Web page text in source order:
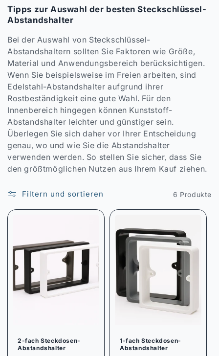
Tipps zur Auswahl der besten Steckschlüssel-
Abstandshalter
Bei der Auswahl von Steckschlüssel-
Abstandshaltern sollten Sie Faktoren wie Größe,
Material und Anwendungsbereich berücksichtigen.
Wenn Sie beispielsweise im Freien arbeiten, sind
Edelstahl-Abstandshalter aufgrund ihrer
Rostbeständigkeit eine gute Wahl. Für den
Innenbereich hingegen können Kunststoff-
Abstandshalter leichter und günstiger sein.
Überlegen Sie sich daher vor Ihrer Entscheidung
genau, wo und wie Sie die Abstandshalter
verwenden werden. So stellen Sie sicher, dass Sie
den größtmöglichen Nutzen aus Ihrem Kauf ziehen.
Filtern und sortieren 6 Produkte
2-fach Steckdosen-
Abstandshalter
1-fach Steckdosen-
Abstandshalter